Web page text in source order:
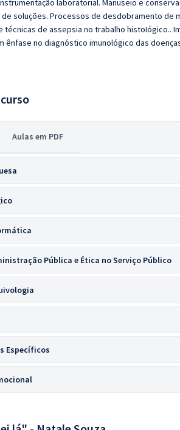
laboratorial. Manuseio e
soluções. Processos de desdobramento de
técnicas de assepsia no trabalho histoIógico..
ênfase no diagnóstico imunológico das
Aulas em PDF
Pública e Ética no Serviço Público
Específicos